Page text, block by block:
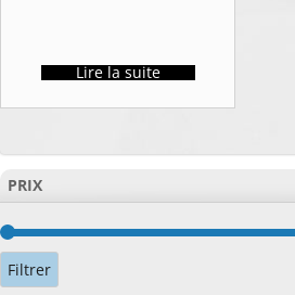
Lire la suite
PRIX
Filtrer